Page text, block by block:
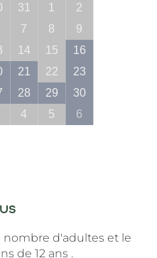
31 1
2
7 8
9
14 15
16
21 22
23
28 29
30
4 5 6
d'adultes et le
de 12 ans .